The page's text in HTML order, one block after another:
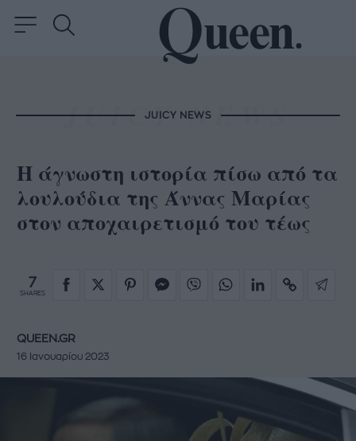
JUICY NEWS
Η άγνωστη ιστορία πίσω από τα
λουλούδια της Άννας Μαρίας
στον αποχαιρετισμό του τέως
7
SHARES
QUEEN.GR
16 Ιανουαρίου 2023